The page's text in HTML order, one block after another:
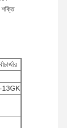
শক্তি
13GK